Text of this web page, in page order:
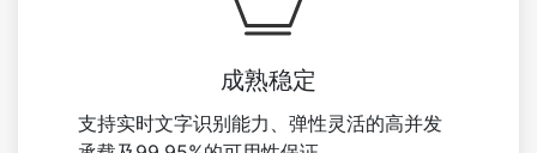
成熟稳定
支持实时文字识别能力、弹性灵活的高并发